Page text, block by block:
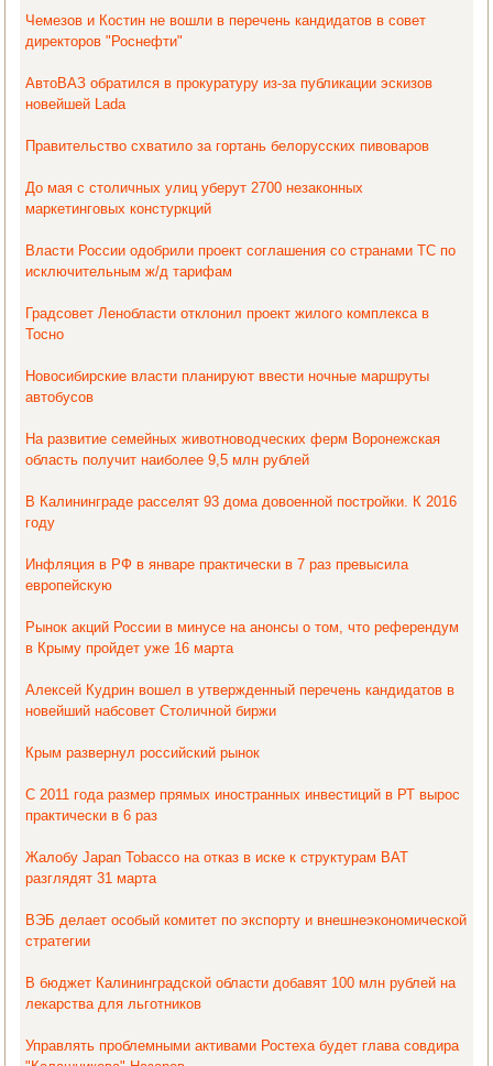
Чемезов и Костин не вошли в перечень кандидатов в совет
директоров "Роснефти"
АвтоВАЗ обратился в прокуратуру из-за публикации эскизов
новейшей Lada
Правительство схватило за гортань белорусских пивоваров
До мая с столичных улиц уберут 2700 незаконных
маркетинговых констуркций
Власти России одобрили проект соглашения со странами ТС по
исключительным ж/д тарифам
Градсовет Ленобласти отклонил проект жилого комплекса в
Тосно
Новосибирские власти планируют ввести ночные маршруты
автобусов
На развитие семейных животноводческих ферм Воронежская
область получит наиболее 9,5 млн рублей
В Калининграде расселят 93 дома довоенной постройки. К 2016
году
Инфляция в РФ в январе практически в 7 раз превысила
европейскую
Рынок акций России в минусе на анонсы о том, что референдум
в Крыму пройдет уже 16 марта
Алексей Кудрин вошел в утвержденный перечень кандидатов в
новейший набсовет Столичной биржи
Крым развернул российский рынок
С 2011 года размер прямых иностранных инвестиций в РТ вырос
практически в 6 раз
Жалобу Japan Tobacco на отказ в иске к структурам ВАТ
разглядят 31 марта
ВЭБ делает особый комитет по экспорту и внешнеэкономической
стратегии
В бюджет Калининградской области добавят 100 млн рублей на
лекарства для льготников
Управлять проблемными активами Ростеха будет глава совдира